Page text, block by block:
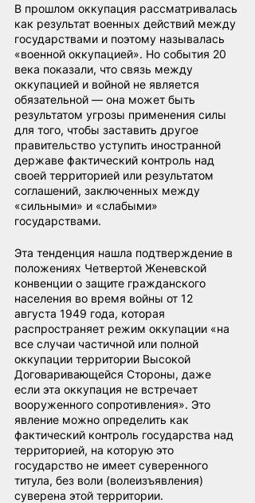
В прошлом оккупация рассматривалась
как результат военных действий между
государствами и поэтому называлась
«военной оккупацией». Но события 20
века показали, что связь между
оккупацией и войной не является
обязательной — она может быть
результатом угрозы применения силы
для того, чтобы заставить другое
правительство уступить иностранной
державе фактический контроль над
своей территорией или результатом
соглашений, заключенных между
«сильными» и «слабыми»
государствами.
Эта тенденция нашла подтверждение в
положениях Четвертой Женевской
конвенции о защите гражданского
населения во время войны от 12
августа 1949 года, которая
распространяет режим оккупации «на
все случаи частичной или полной
оккупации территории Высокой
Договаривающейся Стороны, даже
если эта оккупация не встречает
вооруженного сопротивления». Это
явление можно определить как
фактический контроль государства над
территорией, на которую это
государство не имеет суверенного
титула, без воли (волеизъявления)
суверена этой территории.